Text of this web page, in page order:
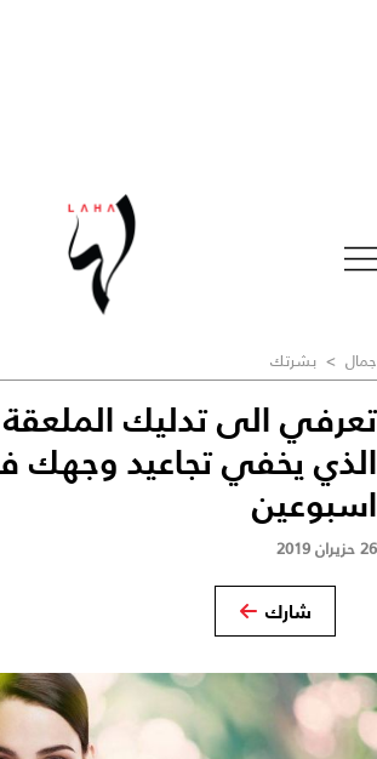
جمال > بشرتك
تعرفي الى تدليك
الذي يخفي تجاعيد وجهك
اسبوعين
26 حزيران 2019
شارك